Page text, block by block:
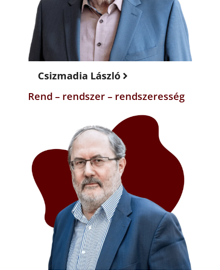
Csizmadia László
Rend – rendszer – rendszeresség